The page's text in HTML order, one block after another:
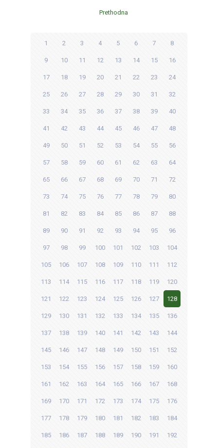
Prethodna
1 2 3 4 5 6 7 8
9 10 11 12 13 14 15 16
17 18 19 20 21 22 23 24
25 26 27 28 29 30 31 32
33 34 35 36 37 38 39 40
41 42 43 44 45 46 47 48
49 50 51 52 53 54 55 56
57 58 59 60 61 62 63 64
65 66 67 68 69 70 71 72
73 74 75 76 77 78 79 80
81 82 83 84 85 86 87 88
89 90 91 92 93 94 95 96
97 98 99 100 101 102 103 104
105 106 107 108 109 110 111 112
113 114 115 116 117 118 119 120
121 122 123 124 125 126 127 128
129 130 131 132 133 134 135 136
137 138 139 140 141 142 143 144
145 146 147 148 149 150 151 152
153 154 155 156 157 158 159 160
161 162 163 164 165 166 167 168
169 170 171 172 173 174 175 176
177 178 179 180 181 182 183 184
185 186 187 188 189 190 191 192